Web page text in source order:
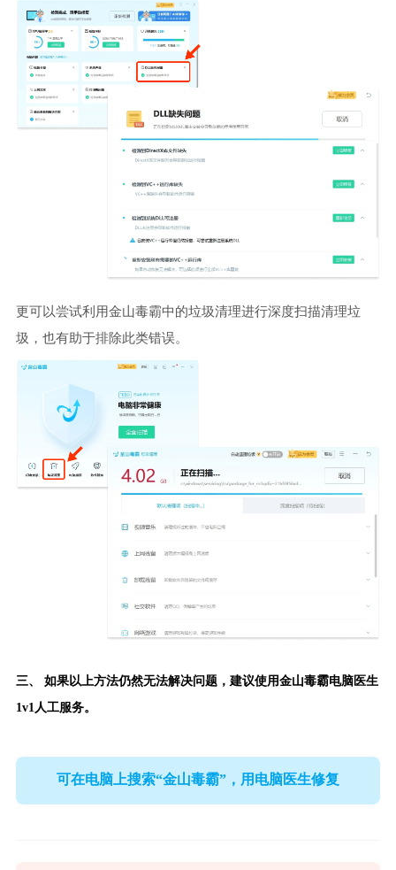
更可以尝试利用金山毒霸中的垃圾清理进行深度扫描清理垃
圾，也有助于排除此类错误。
三、 如果以上方法仍然无法解决问题，建议使用金山毒霸电脑医生
1v1人工服务。
可在电脑上搜索“金山毒霸”，用电脑医生修复